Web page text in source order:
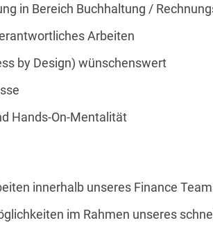
in Bereich Buchhaltung /
Arbeiten
by Design) wünschenswert
Hands-On-Mentalität
innerhalb unseres Finance
im Rahmen unseres